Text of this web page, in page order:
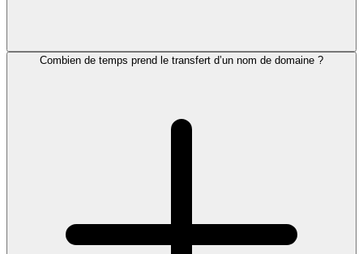
Combien de temps prend le transfert d’un nom de domaine ?